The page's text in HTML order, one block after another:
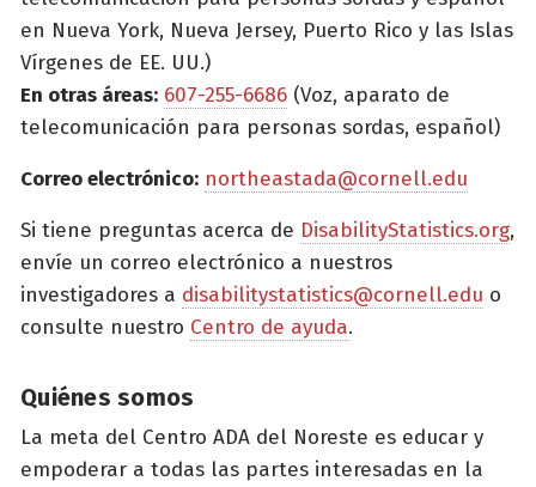
en Nueva York, Nueva Jersey, Puerto Rico y las Islas
Vírgenes de EE. UU.)
En otras áreas: 607-255-6686 (Voz, aparato de
telecomunicación para personas sordas, español)
Correo electrónico: northeastada@cornell.edu
Si tiene preguntas acerca de DisabilityStatistics.org,
envíe un correo electrónico a nuestros
investigadores a disabilitystatistics@cornell.edu o
consulte nuestro Centro de ayuda.
Quiénes somos
La meta del Centro ADA del Noreste es educar y
empoderar a todas las partes interesadas en la